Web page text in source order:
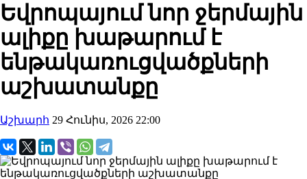
Եվրոպայում նոր ջերմային
ալիքը խաթարում է
ենթակառուցվածքների
աշխատանքը
Աշխարհ 29 Հունիս, 2026 22:00